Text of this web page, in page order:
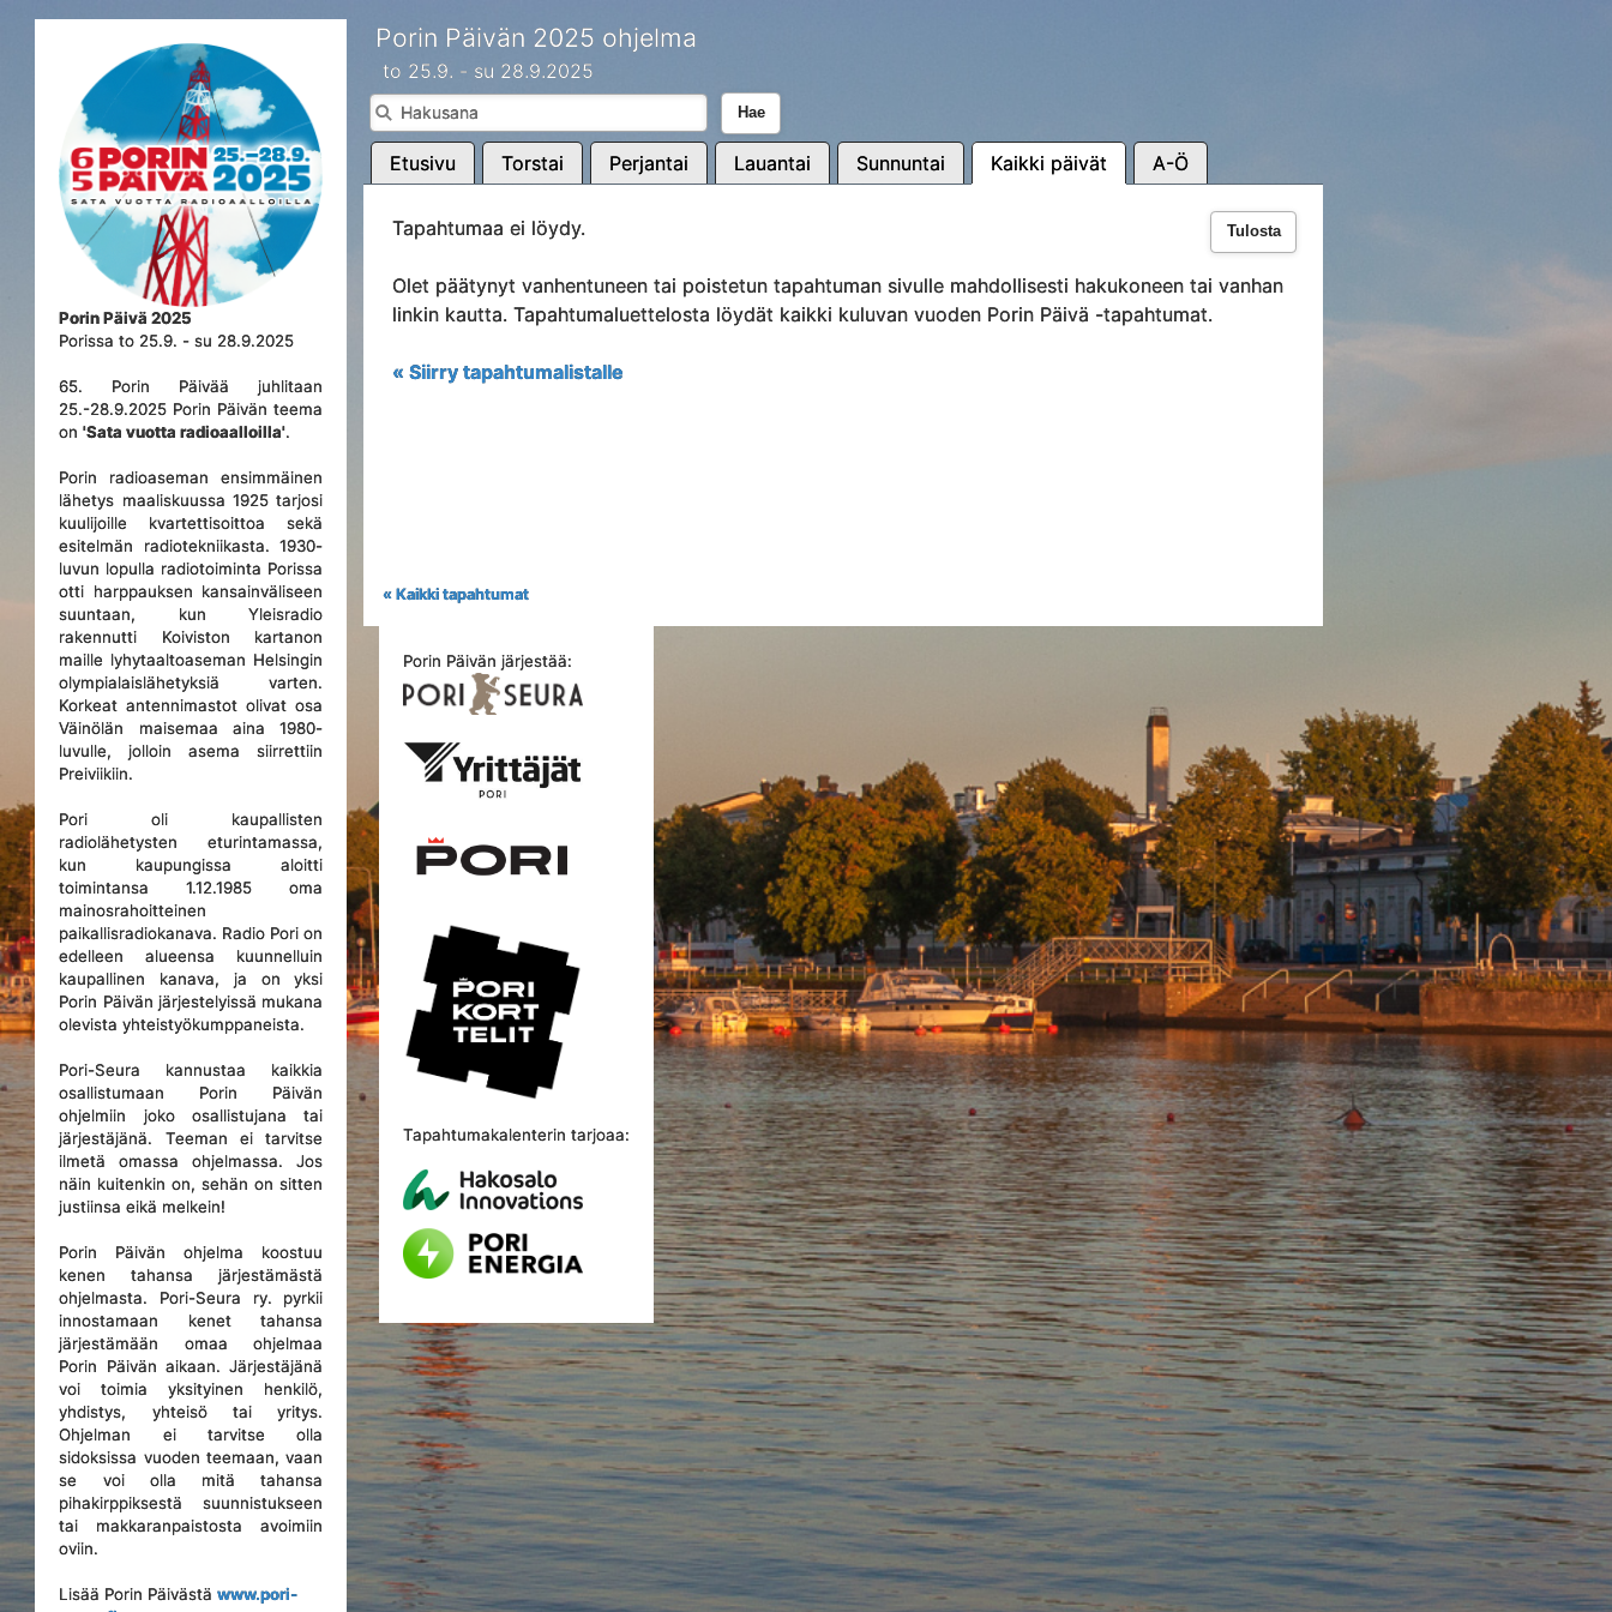
Porin Päivä 2025
Porissa to 25.9. - su 28.9.2025
65. Porin Päivää juhlitaan
25.-28.9.2025 Porin Päivän teema
on'Sata vuotta radioaalloilla'.
Porin radioaseman ensimmäinen
lähetys maaliskuussa 1925 tarjosi
kuulijoille kvartettisoittoa sekä
esitelmän radiotekniikasta. 1930-
luvun lopulla radiotoiminta Porissa
otti harppauksen kansainväliseen
suuntaan, kun Yleisradio
rakennutti Koiviston kartanon
maille lyhytaaltoaseman Helsingin
olympialaislähetyksiä varten.
Korkeat antennimastot olivat osa
Väinölän maisemaa aina 1980-
luvulle, jolloin asema siirrettiin
Preiviikiin.
Pori oli kaupallisten
radiolähetysten eturintamassa,
kun kaupungissa aloitti
toimintansa 1.12.1985 oma
mainosrahoitteinen
paikallisradiokanava. Radio Pori on
edelleen alueensa kuunnelluin
kaupallinen kanava, ja on yksi
Porin Päivän järjestelyissä mukana
olevista yhteistyökumppaneista.
Pori-Seura kannustaa kaikkia
osallistumaan Porin Päivän
ohjelmiin joko osallistujana tai
järjestäjänä. Teeman ei tarvitse
ilmetä omassa ohjelmassa. Jos
näin kuitenkin on, sehän on sitten
justiinsa eikä melkein!
Porin Päivän ohjelma koostuu
kenen tahansa järjestämästä
ohjelmasta. Pori-Seura ry. pyrkii
innostamaan kenet tahansa
järjestämään omaa ohjelmaa
Porin Päivän aikaan. Järjestäjänä
voi toimia yksityinen henkilö,
yhdistys, yhteisö tai yritys.
Ohjelman ei tarvitse olla
sidoksissa vuoden teemaan, vaan
se voi olla mitä tahansa
pihakirppiksestä suunnistukseen
tai makkaranpaistosta avoimiin
oviin.
Lisää Porin Päivästäwww.pori-
Porin Päivän 2025 ohjelma
to 25.9. - su 28.9.2025
Hae
Etusivu Torstai Perjantai Lauantai Sunnuntai Kaikki päivät A-Ö
Tulosta
Tapahtumaa ei löydy.
Olet päätynyt vanhentuneen tai poistetun tapahtuman sivulle mahdollisesti hakukoneen tai vanhan
linkin kautta. Tapahtumaluettelosta löydät kaikki kuluvan vuoden Porin Päivä -tapahtumat.
« Siirry tapahtumalistalle
« Kaikki tapahtumat
Porin Päivän järjestää:
Tapahtumakalenterin tarjoaa: